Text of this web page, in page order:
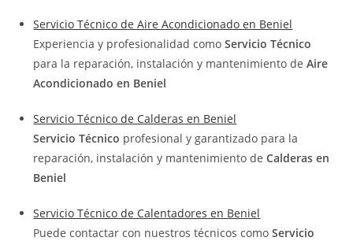
Servicio Técnico de Aire Acondicionado en Beniel
Experiencia y profesionalidad comoServicio Técnico
para la reparación, instalación y mantenimiento deAire
Acondicionado en Beniel
Servicio Técnico de Calderas en Beniel
Servicio Técnico profesional y garantizado para la
reparación, instalación y mantenimiento deCalderas en
Beniel
Servicio Técnico de Calentadores en Beniel
Puede contactar con nuestros técnicos comoServicio